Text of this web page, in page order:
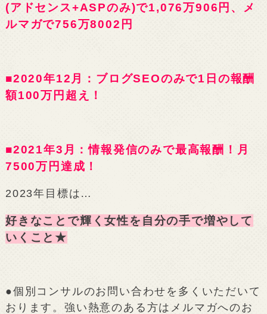
(アドセンス+ASPのみ)で1,076万906円、メ
ルマガで756万8002円
■2020年12月：ブログSEOのみで1日の報酬
額100万円超え！
■2021年3月：情報発信のみで最高報酬！月
7500万円達成！
2023年目標は…
好きなことで輝く女性を自分の手で増やして
いくこと★
●個別コンサルのお問い合わせを多くいただいて
おります。強い熱意のある方はメルマガへのお